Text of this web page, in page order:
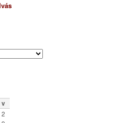
v
2